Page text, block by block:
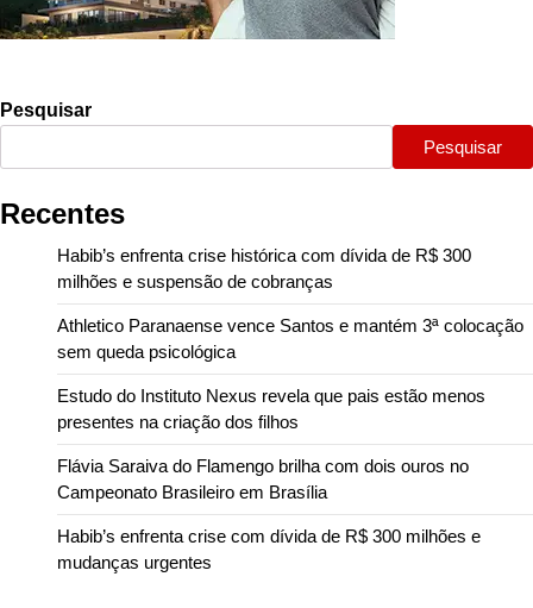
Pesquisar
Pesquisar
Recentes
Habib’s enfrenta crise histórica com dívida de R$ 300
milhões e suspensão de cobranças
Athletico Paranaense vence Santos e mantém 3ª colocação
sem queda psicológica
Estudo do Instituto Nexus revela que pais estão menos
presentes na criação dos filhos
Flávia Saraiva do Flamengo brilha com dois ouros no
Campeonato Brasileiro em Brasília
Habib’s enfrenta crise com dívida de R$ 300 milhões e
mudanças urgentes